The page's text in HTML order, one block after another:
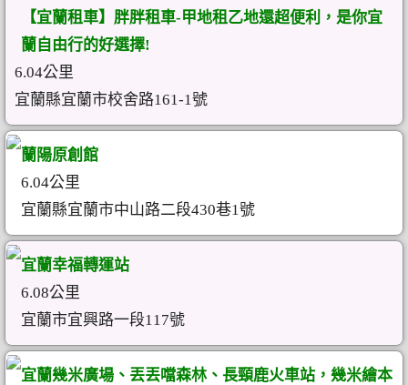
【宜蘭租車】胖胖租車-甲地租乙地還超便利，是你宜
蘭自由行的好選擇!
6.04公里
宜蘭縣宜蘭市校舍路161-1號
蘭陽原創館
6.04公里
宜蘭縣宜蘭市中山路二段430巷1號
宜蘭幸福轉運站
6.08公里
宜蘭市宜興路一段117號
宜蘭幾米廣場、丟丟噹森林、長頸鹿火車站，幾米繪本